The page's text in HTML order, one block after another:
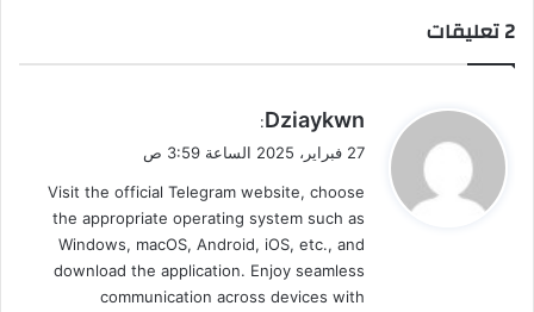
‫2 تعليقات
ي
ل
Dziaykwn
:
27 فبراير، 2025 الساعة 3:59 ص
Visit the official Telegram website, choose
the appropriate operating system such as
Windows, macOS, Android, iOS, etc., and
download the application. Enjoy seamless
communication across devices with